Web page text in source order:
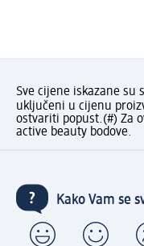
Sve cijene iskazane su
uključeni u cijenu
ostvariti popust.(#) Za
active beauty bodove.
Kako Vam se